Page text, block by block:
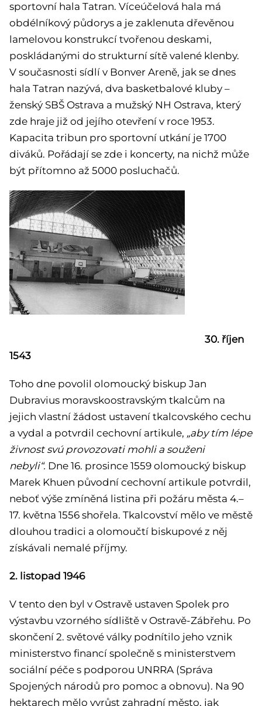
sportovní hala Tatran. Víceúčelová hala má
obdélníkový půdorys a je zaklenuta dřevěnou
lamelovou konstrukcí tvořenou deskami,
poskládanými do strukturní sítě valené klenby.
V současnosti sídlí v Bonver Areně, jak se dnes
hala Tatran nazývá, dva basketbalové kluby –
ženský SBŠ Ostrava a mužský NH Ostrava, který
zde hraje již od jejího otevření v roce 1953.
Kapacita tribun pro sportovní utkání je 1700
diváků. Pořádají se zde i koncerty, na nichž může
být přítomno až 5000 posluchačů.
30. říjen
1543
Toho dne povolil olomoucký biskup Jan
Dubravius moravskoostravským tkalcům na
jejich vlastní žádost ustavení tkalcovského cechu
a vydal a potvrdil cechovní artikule, „aby tím lépe
živnost svú provozovati mohli a souženi
nebyli“. Dne 16. prosince 1559 olomoucký biskup
Marek Khuen původní cechovní artikule potvrdil,
neboť výše zmíněná listina při požáru města 4.–
17. května 1556 shořela. Tkalcovství mělo ve městě
dlouhou tradici a olomoučtí biskupové z něj
získávali nemalé příjmy.
2. listopad 1946
V tento den byl v Ostravě ustaven Spolek pro
výstavbu vzorného sídliště v Ostravě-Zábřehu. Po
skončení 2. světové války podnítilo jeho vznik
ministerstvo financí společně s ministerstvem
sociální péče s podporou UNRRA (Správa
Spojených národů pro pomoc a obnovu). Na 90
hektarech mělo vyrůst zahradní město, jak